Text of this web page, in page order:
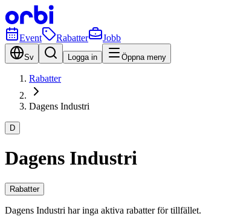
Event Rabatter Jobb
Sv Logga in Öppna meny
Rabatter
Dagens Industri
D
Dagens Industri
Rabatter
Dagens Industri har inga aktiva rabatter för tillfället.